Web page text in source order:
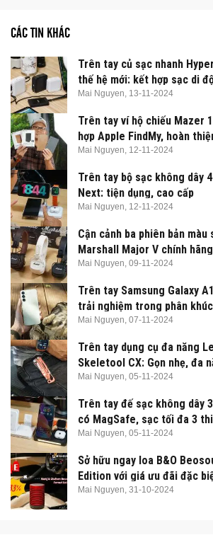
CÁC TIN KHÁC
Trên tay củ sạc nhanh
thế hệ mới: kết hợp sạc di
Mai Nguyen, 13-11-2024
Trên tay ví hộ chiếu Mazer
hợp Apple FindMy, hoàn
Mai Nguyen, 12-11-2024
Trên tay bộ sạc không dây
Next: tiện dụng, cao cấp
Mai Nguyen, 12-11-2024
Cận cảnh ba phiên bản
Marshall Major V chính
Nguyên
Mai Nguyen, 09-11-2024
Trên tay Samsung Galaxy
trải nghiệm trong phân
Mai Nguyen, 07-11-2024
Trên tay dụng cụ đa năng
Skeletool CX: Gọn nhẹ, đa
Mai Nguyen, 05-11-2024
Trên tay đế sạc không dây
có MagSafe, sạc tối đa 3
ngủ
Mai Nguyen, 05-11-2024
Sở hữu ngay loa B&O
Edition với giá ưu đãi đặc
thống Mai Nguyên, số lượng
Mai Nguyen, 31-10-2024